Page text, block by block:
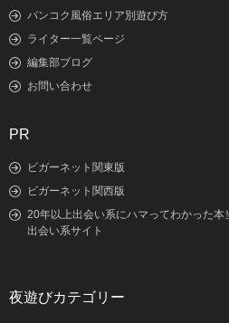
バンコク風俗エリア別遊び方
ライター一覧ページ
編集部ブログ
お問い合わせ
PR
ビガーネット関東版
ビガーネット関西版
20年以上出会い系にハマってわかった本
出会い系サイト
夜遊びカテゴリー